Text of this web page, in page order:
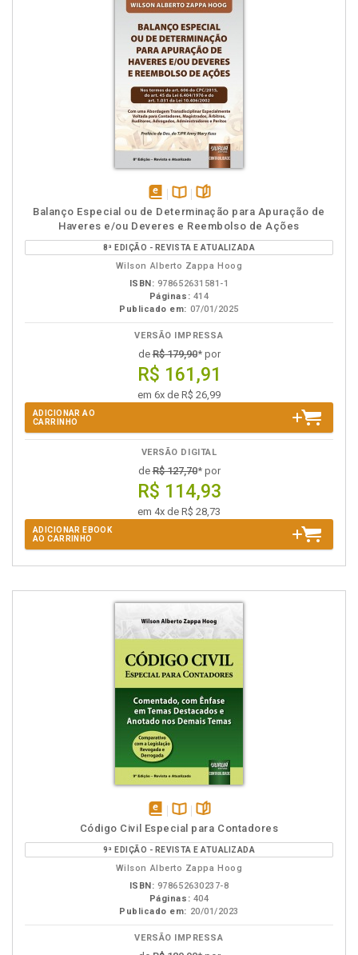
disponível
em
eBook
Disponível
na
B.V.
páginas
Balanço Especial ou de Determinação para Apuração de
Haveres e/ou Deveres e Reembolso de Ações
8ª EDIÇÃO - REVISTA E ATUALIZADA
Wilson Alberto Zappa Hoog
ISBN: 978652631581-1
Páginas: 414
Publicado em: 07/01/2025
VERSÃO IMPRESSA
deR$ 179,90* por
R$ 161,91
em 6x de R$ 26,99
ADICIONAR AO
CARRINHO
VERSÃO DIGITAL
deR$ 127,70* por
R$ 114,93
em 4x de R$ 28,73
ADICIONAR EBOOK
AO CARRINHO
disponível
em
eBook
Disponível
na
B.V.
páginas
Código Civil Especial para Contadores
9ª EDIÇÃO - REVISTA E ATUALIZADA
Wilson Alberto Zappa Hoog
ISBN: 978652630237-8
Páginas: 404
Publicado em: 20/01/2023
VERSÃO IMPRESSA